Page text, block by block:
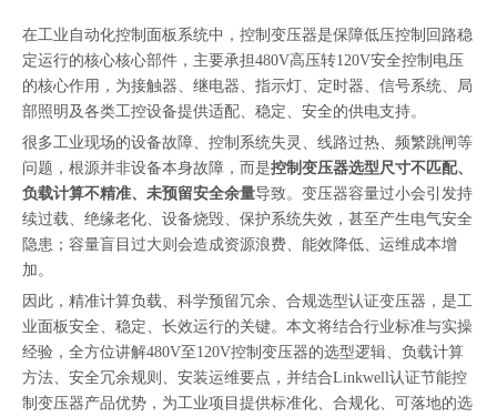
["facebook","twitter","line","wechat","linkedin","pinterest","whatsapp"]
在工业自动化控制面板系统中，控制变压器是保障低压控制回路稳
定运行的核心核心部件，主要承担480V高压转120V安全控制电压
的核心作用，为接触器、继电器、指示灯、定时器、信号系统、局
部照明及各类工控设备提供适配、稳定、安全的供电支持。
很多工业现场的设备故障、控制系统失灵、线路过热、频繁跳闸等
问题，根源并非设备本身故障，而是控制变压器选型尺寸不匹配、
负载计算不精准、未预留安全余量导致。变压器容量过小会引发持
续过载、绝缘老化、设备烧毁、保护系统失效，甚至产生电气安全
隐患；容量盲目过大则会造成资源浪费、能效降低、运维成本增
加。
因此，精准计算负载、科学预留冗余、合规选型认证变压器，是工
业面板安全、稳定、长效运行的关键。本文将结合行业标准与实操
经验，全方位讲解480V至120V控制变压器的选型逻辑、负载计算
方法、安全冗余规则、安装运维要点，并结合Linkwell认证节能控
制变压器产品优势，为工业项目提供标准化、合规化、可落地的选